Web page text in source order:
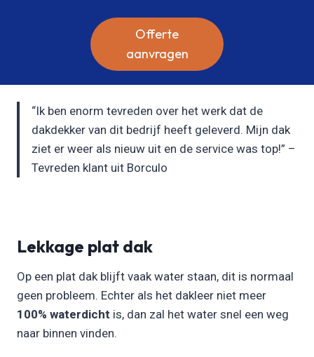
Offerte
aanvragen
“Ik ben enorm tevreden over het werk dat de
dakdekker van dit bedrijf heeft geleverd. Mijn dak
ziet er weer als nieuw uit en de service was top!” –
Tevreden klant uit Borculo
Lekkage plat dak
Op een plat dak blijft vaak water staan, dit is normaal
geen probleem. Echter als het dakleer niet meer
100% waterdicht is, dan zal het water snel een weg
naar binnen vinden.